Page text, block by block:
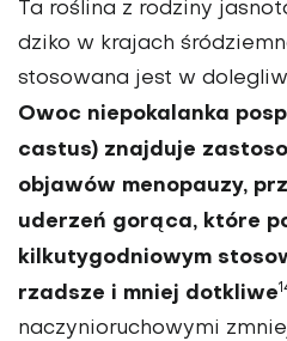
Ta roślina z rodziny
dziko w krajach
stosowana jest w
Owoc niepokalanka
castus) znajduje
objawów menopauzy,
uderzeń gorąca, które
kilkutygodniowym
rzadsze i mniej dotkliwe
naczynioruchowymi